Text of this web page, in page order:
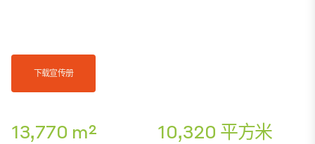
下载宣传册
13,770 m² 10,320 平方米